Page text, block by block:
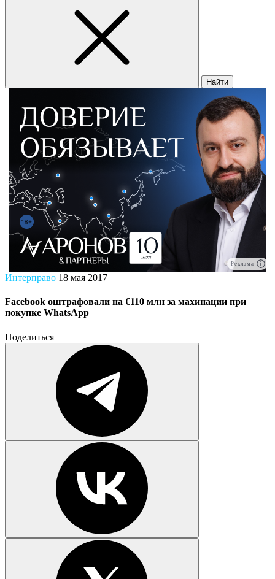
Найти
Реклама
Интерправо 18 мая 2017
Facebook оштрафовали на €110 млн за махинации при
покупке WhatsApp
Поделиться